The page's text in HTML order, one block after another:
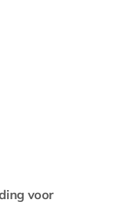
voor